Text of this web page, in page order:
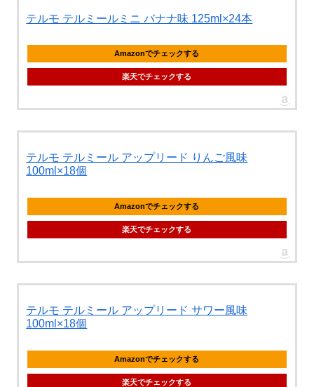
テルモ テルミールミニ バナナ味 125ml×24本
Amazonでチェックする
楽天でチェックする
テルモ テルミール アップリード りんご風味
100ml×18個
Amazonでチェックする
楽天でチェックする
テルモ テルミール アップリード サワー風味
100ml×18個
Amazonでチェックする
楽天でチェックする